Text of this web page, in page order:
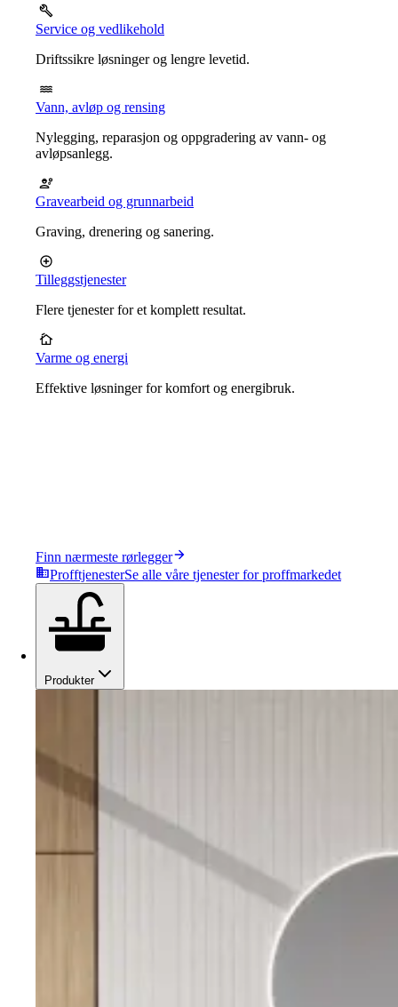
Service og vedlikehold
Driftssikre løsninger og lengre levetid.
Vann, avløp og rensing
Nylegging, reparasjon og oppgradering av vann- og
avløpsanlegg.
Gravearbeid og grunnarbeid
Graving, drenering og sanering.
Tilleggstjenester
Flere tjenester for et komplett resultat.
Varme og energi
Effektive løsninger for komfort og energibruk.
Finn nærmeste rørlegger
ProfftjenesterSe alle våre tjenester for proffmarkedet
Produkter